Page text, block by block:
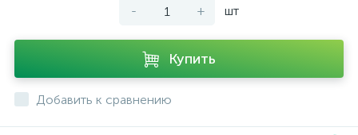
- + шт
Купить
Добавить к сравнению